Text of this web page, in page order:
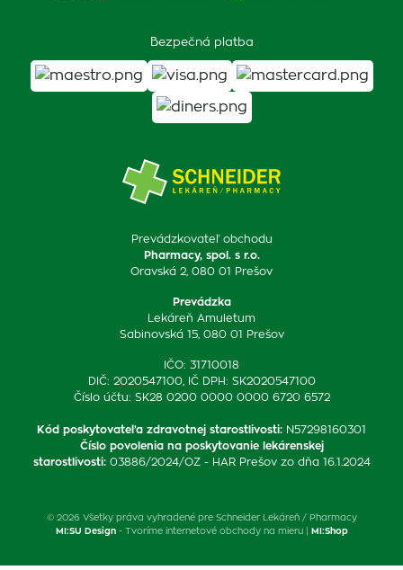
Prevádzkovateľ obchodu
Pharmacy, spol. s r.o.
Oravská 2, 080 01 Prešov
Prevádzka
Lekáreň Amuletum
Sabinovská 15, 080 01 Prešov
IČO: 31710018
DIČ: 2020547100, IČ DPH: SK2020547100
Číslo účtu: SK28 0200 0000 0000 6720 6572
Kód poskytovateľa zdravotnej starostlivosti: N57298160301
Číslo povolenia na poskytovanie lekárenskej
starostlivosti: 03886/2024/OZ - HAR Prešov zo dňa 16.1.2024
Bezpečná platba
© 2026 Všetky práva vyhradené pre Schneider Lekáreň / Pharmacy
MI:SU Design- Tvoríme internetové obchody na mieru | MI:Shop